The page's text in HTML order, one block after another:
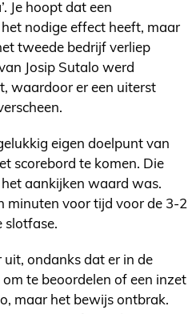
Je hoopt dat een
nodige effect heeft, maar
tweede bedrijf verliep
Josip Sutalo werd
waardoor er een uiterst
eigen doelpunt van
scorebord te komen. Die
aankijken waard was.
minuten voor tijd voor de 3-2
slotfase.
uit, ondanks dat er in de
te beoordelen of een inzet
maar het bewijs ontbrak.